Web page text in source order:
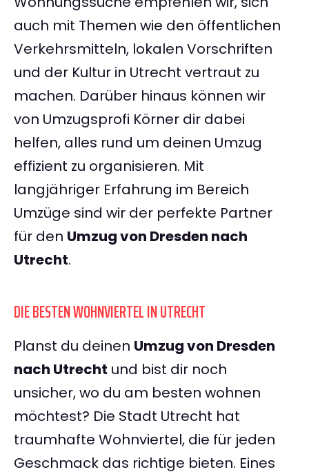
auch mit Themen wie den öffentlichen
Verkehrsmitteln, lokalen Vorschriften
und der Kultur in Utrecht vertraut zu
machen. Darüber hinaus können wir
von Umzugsprofi Körner dir dabei
helfen, alles rund um deinen Umzug
effizient zu organisieren. Mit
langjähriger Erfahrung im Bereich
Umzüge sind wir der perfekte Partner
für den Umzug von Dresden nach
Utrecht.
DIE BESTEN WOHNVIERTEL IN UTRECHT
Planst du deinen Umzug von Dresden
nach Utrecht und bist dir noch
unsicher, wo du am besten wohnen
möchtest? Die Stadt Utrecht hat
traumhafte Wohnviertel, die für jeden
Geschmack das richtige bieten. Eines